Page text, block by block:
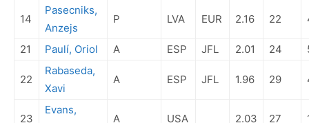
14
Pasecniks,
Anzejs
P LVA EUR 2.16 22
21 Paulí, Oriol A ESP JFL 2.01 24
22
Rabaseda,
Xavi
A ESP JFL 1.96 29
23
Evans,
A USA 2.03 27